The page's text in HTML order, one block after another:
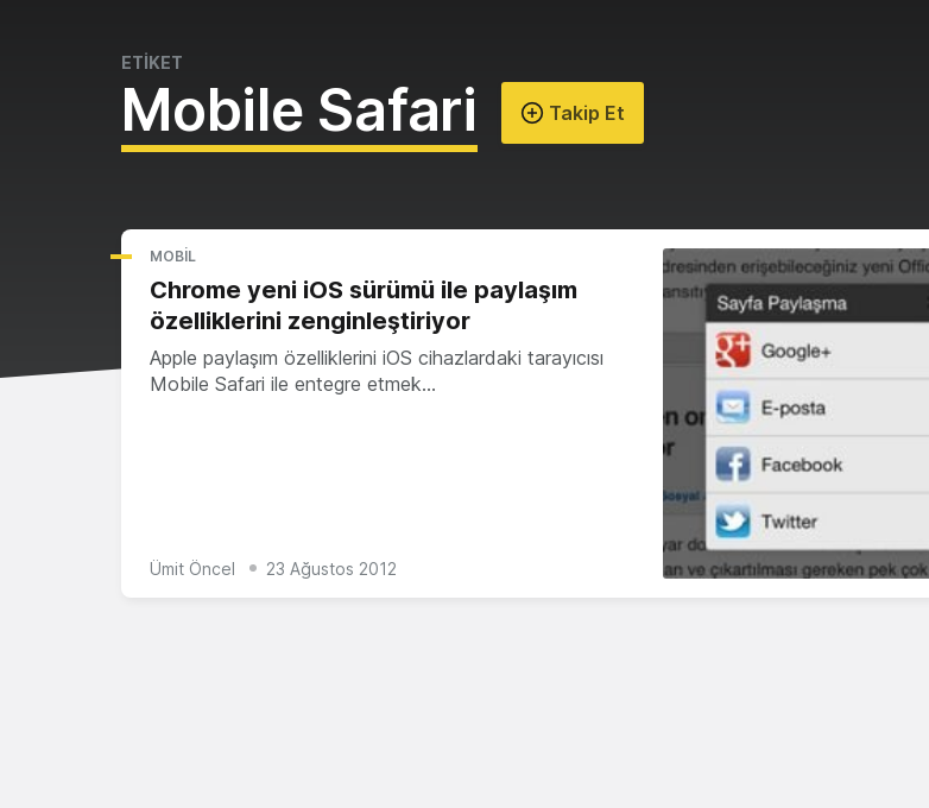
ETİKET
Mobile Safari Takip Et
MOBIL
Chrome yeni iOS sürümü ile paylaşım
özelliklerini zenginleştiriyor
Apple paylaşım özelliklerini iOS cihazlardaki tarayıcısı
Mobile Safari ile entegre etmek…
Ümit Öncel 23 Ağustos 2012